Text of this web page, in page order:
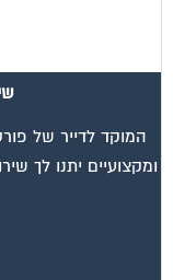
המוקד לדייר של
ומקצועיים יתנו לך